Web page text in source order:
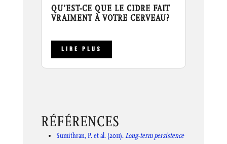
QU’EST-CE QUE LE CIDRE FAIT
VRAIMENT À VOTRE CERVEAU?
LIRE PLUS
RÉFÉRENCES
Sumithran, P. et al. (2011). Long-term persistence